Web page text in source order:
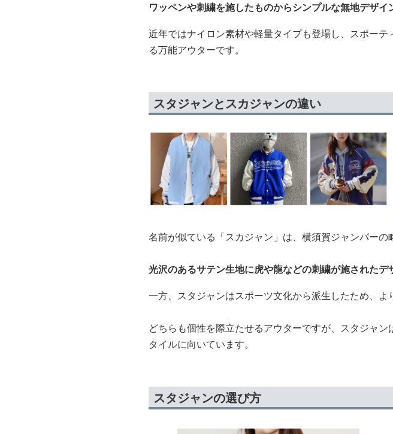
ワッペンや刺繍を施したものからシンプルな無地デザイ
近年ではナイロン素材や軽量タイプも登場し、スポー
る万能アウターです。
スタジャンとスカジャンの違い
名前が似ている「スカジャン」は、横須賀ジャンパーの
光沢のあるサテン生地に虎や龍などの刺繍が施されたデ
一方、スタジャンはスポーツ文化から派生したため、よ
どちらも個性を際立たせるアウターですが、スタジャ
タイルに向いています。
スタジャンの選び方